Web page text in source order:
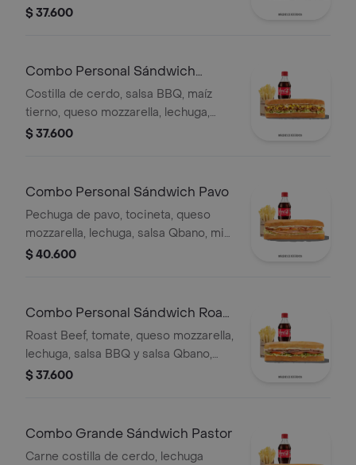
tierno, salsa Qbano, papas y bebida.
$ 37.600
Combo Personal Sándwich
Costilla
Costilla de cerdo, salsa BBQ, maíz
tierno, queso mozzarella, lechuga,
salsa Qbano, acompañamiento y
$ 37.600
Combo Personal Sándwich Pavo
Pechuga de pavo, tocineta, queso
mozzarella, lechuga, salsa Qbano, miel
mostaza, papas a la francesa y
$ 40.600
Combo Personal Sándwich Roast
Beef
Roast Beef, tomate, queso mozzarella,
lechuga, salsa BBQ y salsa Qbano,
papas a la francesa y bebida.
$ 37.600
Combo Grande Sándwich Pastor
Carne costilla de cerdo, lechuga